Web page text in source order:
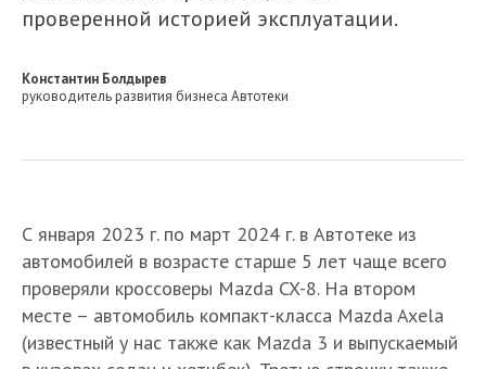
проверенной историей эксплуатации.
Константин Болдырев
руководитель развития бизнеса Автотеки
С января 2023 г. по март 2024 г. в Автотеке из
автомобилей в возрасте старше 5 лет чаще всего
проверяли кроссоверы Mazda CX-8. На втором
месте – автомобиль компакт-класса Mazda Axela
(известный у нас также как Mazda 3 и выпускаемый